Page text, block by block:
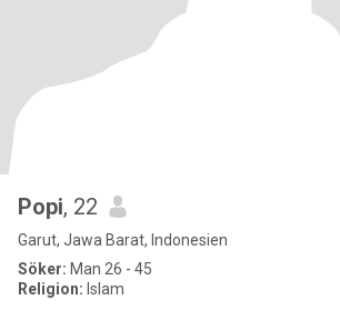
Popi, 22
Garut, Jawa Barat, Indonesien
Söker: Man 26 - 45
Religion: Islam